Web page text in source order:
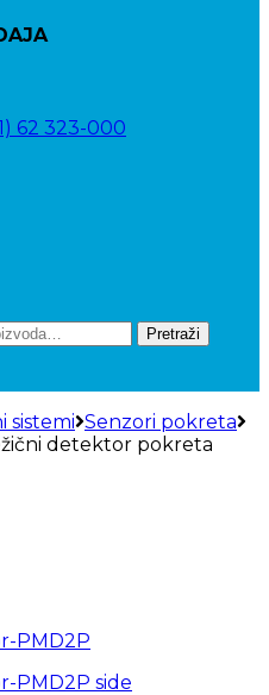
62 323-000
Pretraži
sistemi Senzori pokreta
detektor pokreta